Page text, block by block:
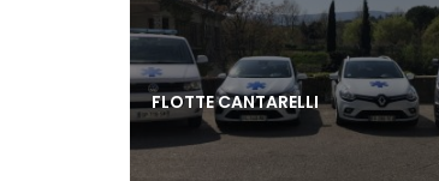
FLOTTE CANTARELLI